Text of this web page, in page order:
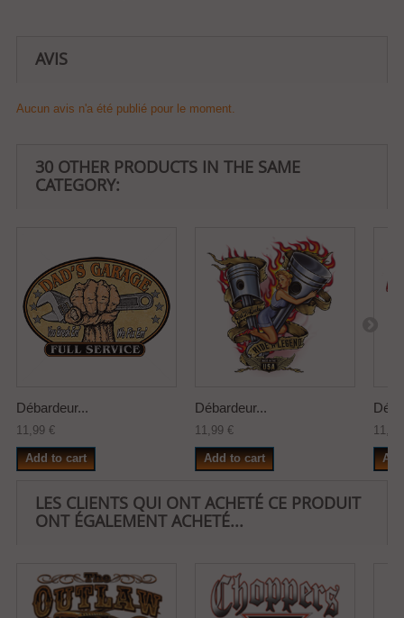
AVIS
Aucun avis n'a été publié pour le moment.
30 OTHER PRODUCTS IN THE SAME
CATEGORY:
Débardeur...
11,99 €
Add to cart
Débardeur...
11,99 €
Add to cart
LES CLIENTS QUI ONT ACHETÉ CE PRODUIT
ONT ÉGALEMENT ACHETÉ...